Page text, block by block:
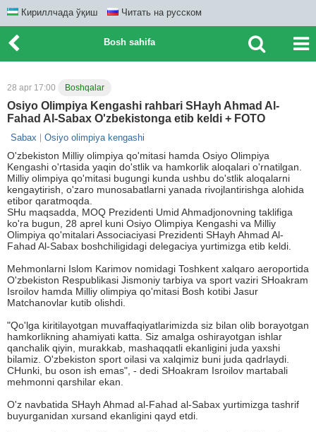
Кириллчада ўқиш Читать на русском
Bosh sahifa
28 apr 17:00 Boshqalar
Osiyo Olimpiya Kengashi rahbari SHayh Ahmad Al-
Fahad Al-Sabax O'zbekistonga etib keldi + FOTO
Sabax Osiyo olimpiya kengashi
O'zbekiston Milliy olimpiya qo'mitasi hamda Osiyo Olimpiya
Kengashi o'rtasida yaqin do'stlik va hamkorlik aloqalari o'rnatilgan.
Milliy olimpiya qo'mitasi bugungi kunda ushbu do'stlik aloqalarni
kengaytirish, o'zaro munosabatlarni yanada rivojlantirishga alohida
etibor qaratmoqda.
SHu maqsadda, MOQ Prezidenti Umid Ahmadjonovning taklifiga
ko'ra bugun, 28 aprel kuni Osiyo Olimpiya Kengashi va Milliy
Olimpiya qo'mitalari Associaciyasi Prezidenti SHayh Ahmad Al-
Fahad Al-Sabax boshchiligidagi delegaciya yurtimizga etib keldi.
Mehmonlarni Islom Karimov nomidagi Toshkent xalqaro aeroportida
O'zbekiston Respublikasi Jismoniy tarbiya va sport vaziri SHoakram
Isroilov hamda Milliy olimpiya qo'mitasi Bosh kotibi Jasur
Matchanovlar kutib olishdi.
"Qo'lga kiritilayotgan muvaffaqiyatlarimizda siz bilan olib borayotgan
hamkorlikning ahamiyati katta. Siz amalga oshirayotgan ishlar
qanchalik qiyin, murakkab, mashaqqatli ekanligini juda yaxshi
bilamiz. O'zbekiston sport oilasi va xalqimiz buni juda qadrlaydi.
CHunki, bu oson ish emas", - dedi SHoakram Isroilov martabali
mehmonni qarshilar ekan.
O'z navbatida SHayh Ahmad al-Fahad al-Sabax yurtimizga tashrif
buyurganidan xursand ekanligini qayd etdi.